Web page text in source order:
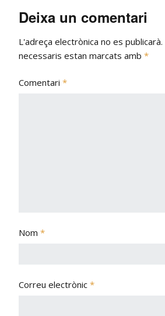
Deixa un comentari
L'adreça electrònica no es publicarà.
necessaris estan marcats amb *
Comentari *
Nom *
Correu electrònic *